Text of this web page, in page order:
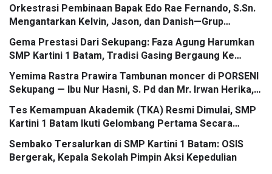
Orkestrasi Pembinaan Bapak Edo Rae Fernando, S.Sn.
Mengantarkan Kelvin, Jason, dan Danish—Grup
Ansambel SMP Kartini 1 Batam—Kembali Menorehkan
Juara II FLS3N dalam Panggung Kompetisi Bergengsi
Gema Prestasi Dari Sekupang: Faza Agung Harumkan
SMP Kartini 1 Batam, Tradisi Gasing Bergaung Ke
Tingkat Kota
Yemima Rastra Prawira Tambunan moncer di PORSENI
Sekupang — Ibu Nur Hasni, S. Pd dan Mr. Irwan Herika,
M. Pd apresiasi prestasi emas yang menggema
Tes Kemampuan Akademik (TKA) Resmi Dimulai, SMP
Kartini 1 Batam Ikuti Gelombang Pertama Secara
Nasional
Sembako Tersalurkan di SMP Kartini 1 Batam: OSIS
Bergerak, Kepala Sekolah Pimpin Aksi Kepedulian